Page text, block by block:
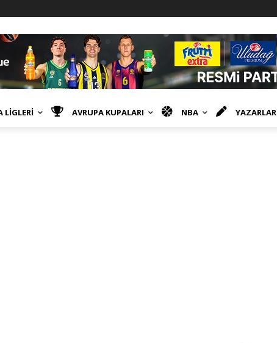
LİGLERİ AVRUPA KUPALARI NBA YAZARLAR